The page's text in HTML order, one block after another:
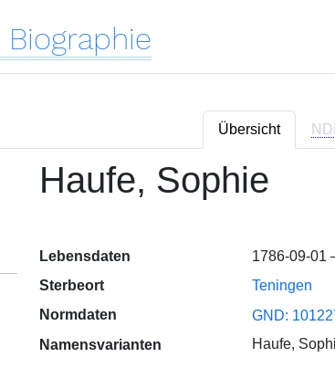
Biographie
Übersicht
Haufe, Sophie
Lebensdaten
1786-09-01
Sterbeort
Teningen
Normdaten
GND:
Namensvarianten
Haufe,